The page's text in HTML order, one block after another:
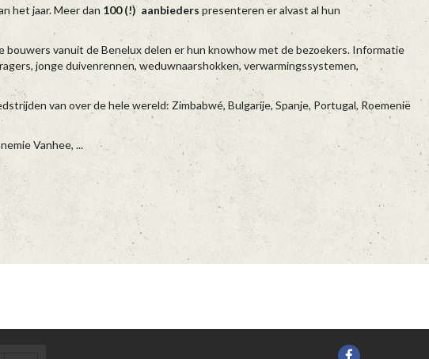
het jaar. Meer dan 100 (!) aanbieders presenteren er alvast al hun
vanuit de Benelux delen er hun knowhow met de bezoekers. Informatie
jonge duivenrennen, weduwnaarshokken, verwarmingssystemen,
van over de hele wereld: Zimbabwé, Bulgarije, Spanje, Portugal, Roemenië
Vanhee, ...